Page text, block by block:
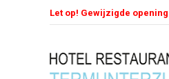
Let op! Gewijzigde